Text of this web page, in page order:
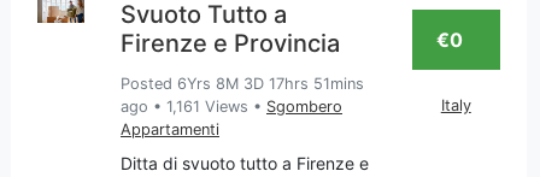
Imbiancatura; riparazione mobili
finestre, porte in legno
Svuoto Tutto a
Firenze e Provincia
Posted 6Yrs 8M 3D 17hrs 51mins
ago • 1,161 Views • Sgombero
Appartamenti
Ditta di svuoto tutto a Firenze e
€0
Italy